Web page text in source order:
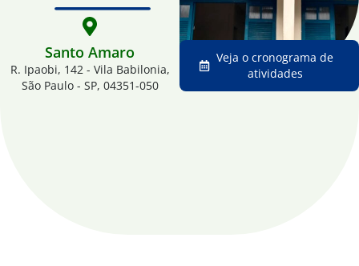
Santo Amaro
R. Ipaobi, 142 - Vila Babilonia,
São Paulo - SP, 04351-050
Veja o cronograma de
atividades